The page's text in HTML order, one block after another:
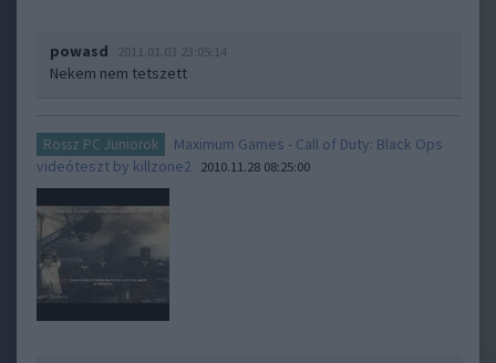
powasd 2011.01.03 23:05:14
Nekem nem tetszett
Rossz PC Juniorok
Maximum Games - Call of Duty: Black Ops
videóteszt by killzone2 2010.11.28 08:25:00